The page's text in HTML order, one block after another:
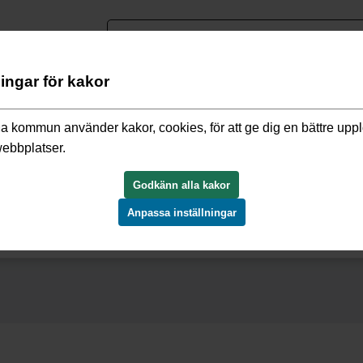
för kakor
kommun använder kakor, cookies, för att ge dig en bättre
Godkänn alla kakor
Anpassa inställningar